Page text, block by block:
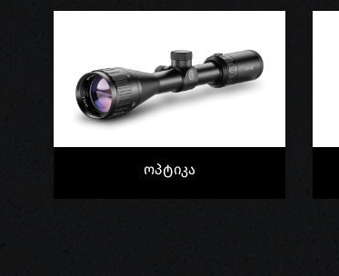
Ოპტიკა